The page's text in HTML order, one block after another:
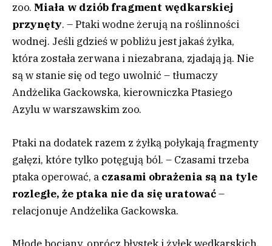
zoo. Miała w dziób fragment wędkarskiej
przynęty. – Ptaki wodne żerują na roślinności
wodnej. Jeśli gdzieś w pobliżu jest jakaś żyłka,
która została zerwana i niezabrana, zjadają ją. Nie
są w stanie się od tego uwolnić – tłumaczy
Andżelika Gackowska, kierowniczka Ptasiego
Azylu w warszawskim zoo.
Ptaki na dodatek razem z żyłką połykają fragmenty
gałęzi, które tylko potęgują ból. – Czasami trzeba
ptaka operować, a czasami obrażenia są na tyle
rozległe, że ptaka nie da się uratować–
relacjonuje Andżelika Gackowska.